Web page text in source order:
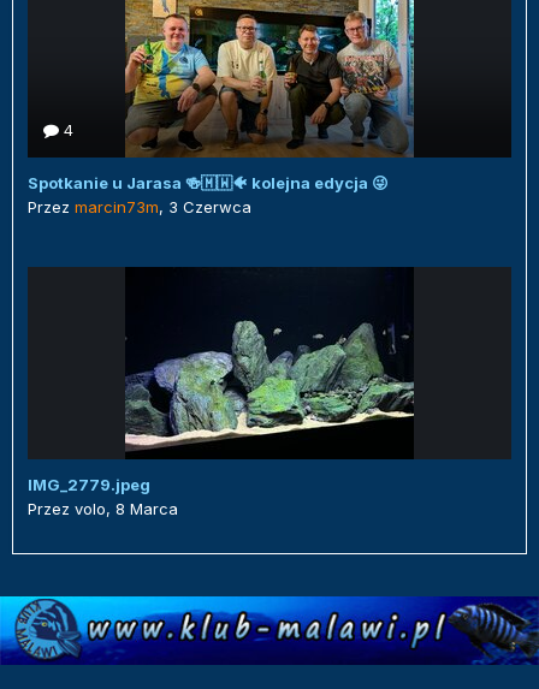
4
Spotkanie u Jarasa 🍻🇲🇼🐠 kolejna edycja 😜
Przez marcin73m, 3 Czerwca
IMG_2779.jpeg
Przez volo, 8 Marca